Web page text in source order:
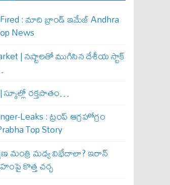
Fired : మాది బ్రాండ్ ఇమేజ్ Andhra
News
| నష్టాలతో ముగిసిన దేశీయ స్టాక్
స్కూల్లో రక్తపాతం…
Leaks : ట్రంప్ ఆగ్ర‌హోగ్రం
Top Story
మంత్రి మధ్య విభేదాలా? ఇరాన్
కొత్త చర్చ